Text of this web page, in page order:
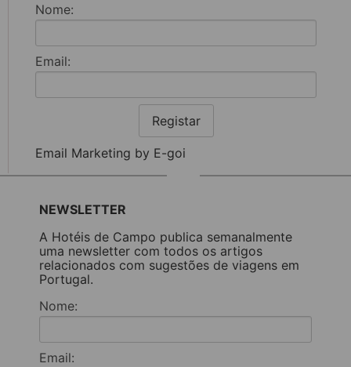
Nome:
Email:
Registar
Email Marketing by E-goi
NEWSLETTER
A Hotéis de Campo publica semanalmente
uma newsletter com todos os artigos
relacionados com sugestões de viagens em
Portugal.
Nome:
Email: